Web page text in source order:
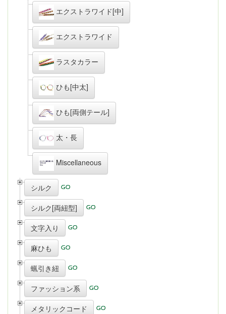
エクストラワイド[中]
エクストラワイド
ラスタカラー
ひも[中太]
ひも[両側テール]
太・長
Miscellaneous
シルク
シルク[両紐型]
文字入り
麻ひも
蝋引き紐
ファッション系
メタリックコード